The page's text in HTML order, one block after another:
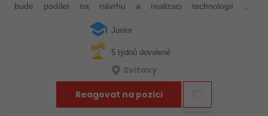
bude podílet na návrhu a realizaci technologií do
projekty, orientujete se ve…Junior
5 týdnů dovolené
Svitavy
Reagovat na pozici